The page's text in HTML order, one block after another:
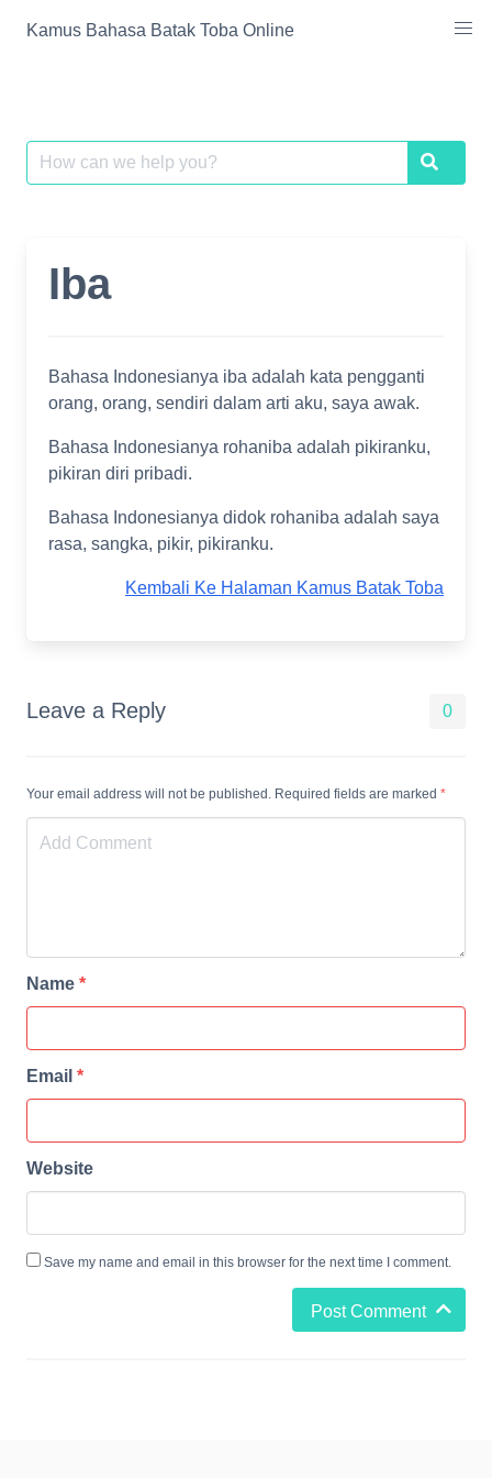
Kamus Bahasa Batak Toba Online
Search
for:
Search
Iba
Bahasa Indonesianya iba adalah kata pengganti
orang, orang, sendiri dalam arti aku, saya awak.
Bahasa Indonesianya rohaniba adalah pikiranku,
pikiran diri pribadi.
Bahasa Indonesianya didok rohaniba adalah saya
rasa, sangka, pikir, pikiranku.
Kembali Ke Halaman Kamus Batak Toba
Leave a Reply 0
Your email address will not be published. Required fields are marked *
Name *
Email *
Website
Save my name and email in this browser for the next time I comment.
Post Comment